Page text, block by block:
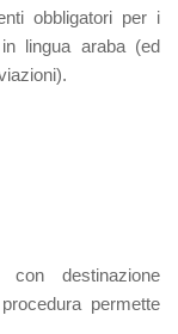
obbligatori per i
lingua araba (ed
con destinazione
permette